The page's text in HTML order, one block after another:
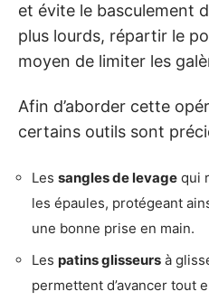
et évite le basculement
plus lourds, répartir le
moyen de limiter les
Afin d’aborder cette
certains outils sont
Les sangles de levage qui
les épaules, protégeant
une bonne prise en main.
Les patins glisseurs à
permettent d’avancer tout